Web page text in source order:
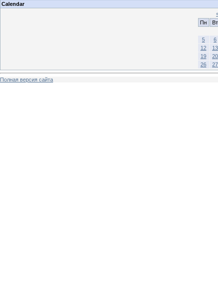
Calendar
Пн
Вт
5
6
12
13
19
20
26
27
Полная версия сайта